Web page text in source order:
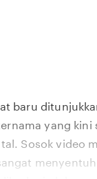
baru
yang kini
Sosok video